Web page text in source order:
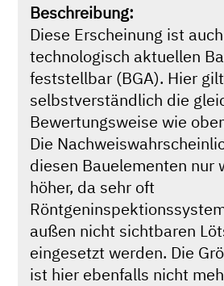
Beschreibung:
Diese Erscheinung ist
technologisch aktuellen
feststellbar (BGA). Hier gilt
selbstverständlich die
Bewertungsweise wie
Die
diesen Bauelementen nur
höher, da sehr oft
außen nicht sichtbaren
eingesetzt werden. Die
ist hier ebenfalls nicht